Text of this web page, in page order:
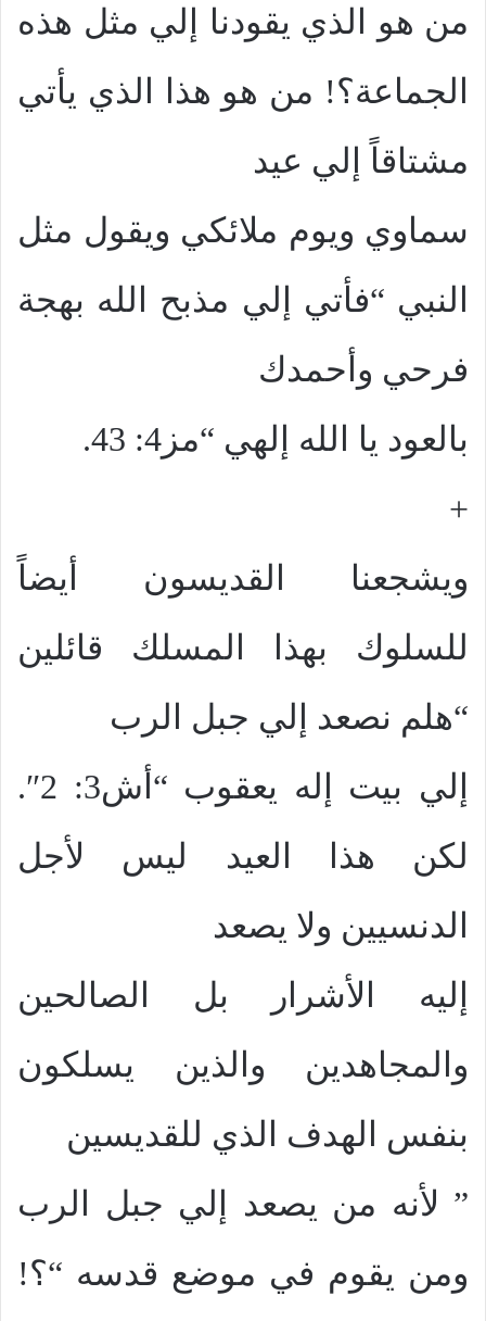
من هو الذي يقودنا إلي مثل هذه
الجماعة؟! من هو هذا الذي يأتي
مشتاقاً إلي عيد
سماوي ويوم ملائكي ويقول مثل
النبي “فأتي إلي مذبح الله بهجة
فرحي وأحمدك
بالعود يا الله إلهي “مز4: 43.
+
ويشجعنا القديسون أيضاً
للسلوك بهذا المسلك قائلين
“هلم نصعد إلي جبل الرب
إلي بيت إله يعقوب “أش3: 2″.
لكن هذا العيد ليس لأجل
الدنسيين ولا يصعد
إليه الأشرار بل الصالحين
والمجاهدين والذين يسلكون
بنفس الهدف الذي للقديسين
” لأنه من يصعد إلي جبل الرب
ومن يقوم في موضع قدسه “؟!